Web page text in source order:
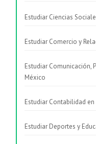
Estudiar Ciencias
Estudiar Comercio y
Estudiar Comunicación,
México
Estudiar Contabilidad
Estudiar Deportes y